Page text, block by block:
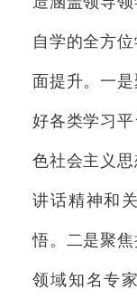
自学的全方
面提升。一
好各类学习
色社会主义
讲话精神和
悟。二是聚
领域知名专